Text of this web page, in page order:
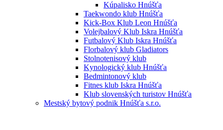
Kúpalisko Hnúšťa
Taekwondo klub Hnúšťa
Kick-Box Klub Leon Hnúšťa
Volejbalový Klub Iskra Hnúšťa
Futbalový Klub Iskra Hnúšťa
Florbalový klub Gladiators
Stolnotenisový klub
Kynologický klub Hnúšťa
Bedmintonový klub
Fitnes klub Iskra Hnúšťa
Klub slovenských turistov Hnúšťa
Mestský bytový podnik Hnúšťa s.r.o.